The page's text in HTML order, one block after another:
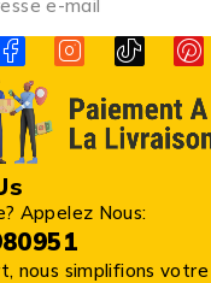
Appelez Nous:
nous simplifions votre